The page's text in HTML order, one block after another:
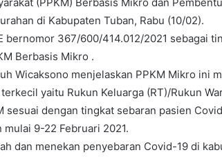
di Kabupaten Tuban, Rabu (10/02).
bernomor 367/600/414.012/2021 sebagai
Berbasis Mikro .
Wicaksono menjelaskan PPKM Mikro ini
yaitu Rukun Keluarga (RT)/Rukun
sesuai dengan tingkat sebaran pasien
9-22 Februari 2021.
dan menekan penyebaran Covid-19 di